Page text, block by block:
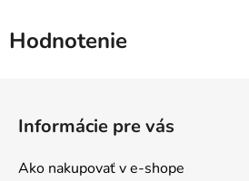
Hodnotenie
Informácie pre vás
Ako nakupovať v e-shope